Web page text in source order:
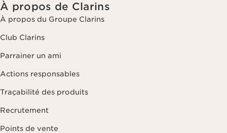
À propos de Clarins
À propos du Groupe Clarins
Club Clarins
Parrainer un ami
Actions responsables
Traçabilité des produits
Recrutement
Points de vente